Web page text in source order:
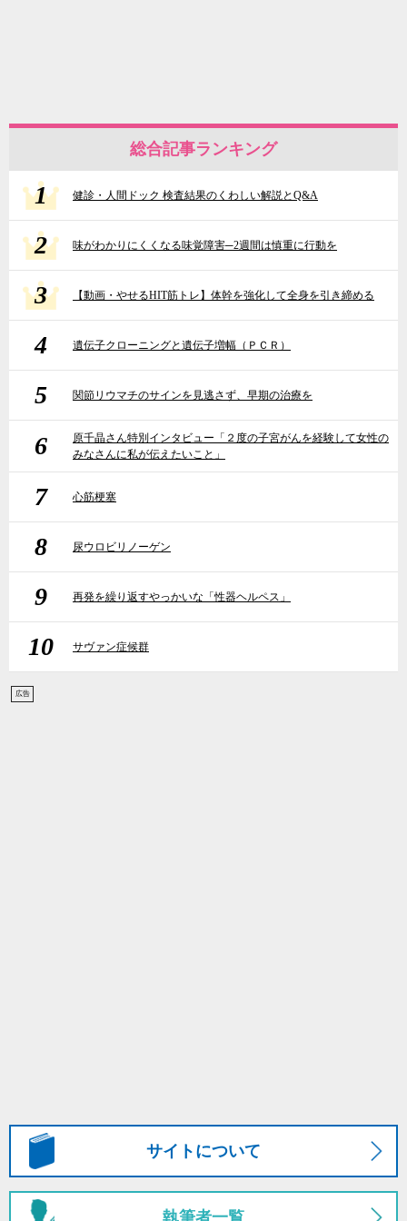
総合記事ランキング
1 健診・人間ドック 検査結果のくわしい解説とQ&A
2 味がわかりにくくなる味覚障害─2週間は慎重に行動を
3 【動画・やせるHIT筋トレ】体幹を強化して全身を引き締める
4 遺伝子クローニングと遺伝子増幅（ＰＣＲ）
5 関節リウマチのサインを見逃さず、早期の治療を
6
原千晶さん特別インタビュー「２度の子宮がんを経験して女性の
みなさんに私が伝えたいこと」
7 心筋梗塞
8 尿ウロビリノーゲン
9 再発を繰り返すやっかいな「性器ヘルペス」
10 サヴァン症候群
広告
サイトについて